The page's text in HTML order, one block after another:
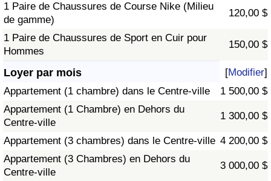
1 Paire de Chaussures de Course Nike (Milieu
de gamme)
120,00 $
1 Paire de Chaussures de Sport en Cuir pour
Hommes
150,00 $
Loyer par mois [Modifier]
Appartement (1 chambre) dans le Centre-ville
1 500,00 $
Appartement (1 Chambre) en Dehors du
Centre-ville
1 300,00 $
Appartement (3 chambres) dans le Centre-ville 4 200,00 $
Appartement (3 Chambres) en Dehors du
Centre-ville
3 000,00 $